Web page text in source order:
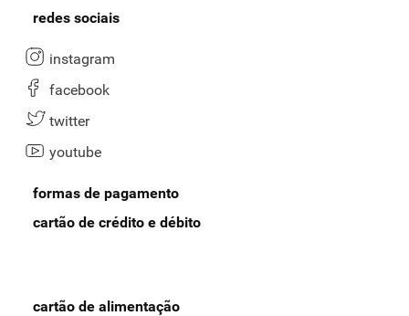
redes sociais
instagram
facebook
twitter
youtube
formas de pagamento
cartão de crédito e débito
cartão de alimentação